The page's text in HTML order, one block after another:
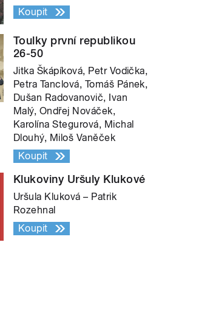
Koupit
Toulky první republikou
26-50
Jitka Škápíková, Petr Vodička,
Petra Tanclová, Tomáš Pánek,
Dušan Radovanovič, Ivan
Malý, Ondřej Nováček,
Karolína Stegurová, Michal
Dlouhý, Miloš Vaněček
Koupit
Klukoviny Uršuly Klukové
Uršula Kluková – Patrik
Rozehnal
Koupit